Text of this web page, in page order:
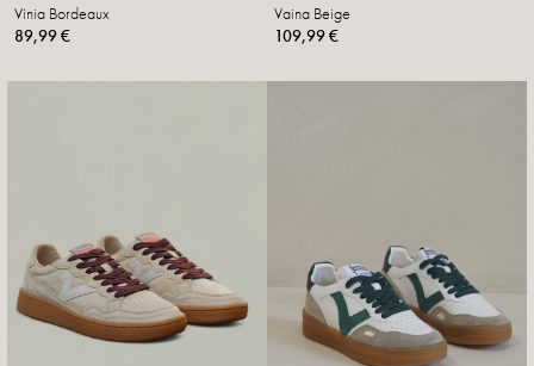
Vinia Bordeaux
89,99 €
Vaina Beige
109,99 €